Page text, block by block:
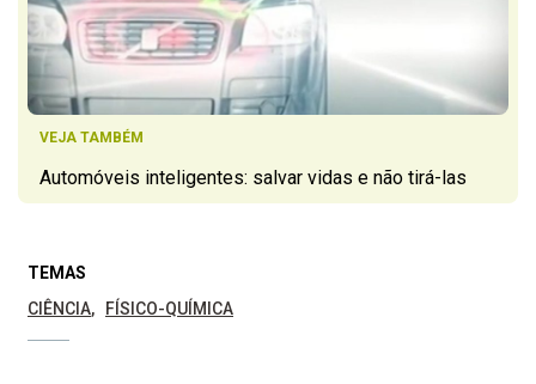
VEJA TAMBÉM
Automóveis inteligentes: salvar vidas e não tirá-las
TEMAS
CIÊNCIA
FÍSICO-QUÍMICA